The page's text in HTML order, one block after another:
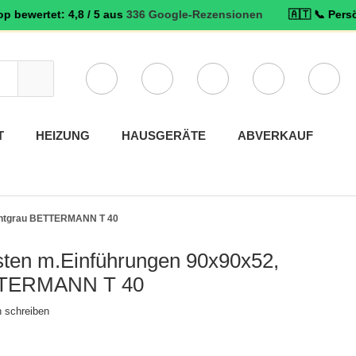
4,8 / 5 aus336 Google-Rezensionen🇦🇹 📞 Persönlicher
oben
um
das
Ergebnis
auszuwählen.
Drücke
die
HEIZUNG HAUSGERÄTE ABVERKAUF
BETTERMANN T 40
m.Einführungen 90x90x52,
T 40
schreiben